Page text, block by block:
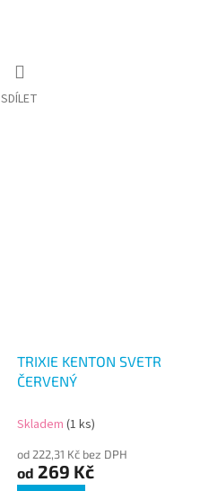
SDÍLET
TRIXIE KENTON SVETR
ČERVENÝ
Skladem (1 ks)
od 222,31 Kč bez DPH
od 269 Kč